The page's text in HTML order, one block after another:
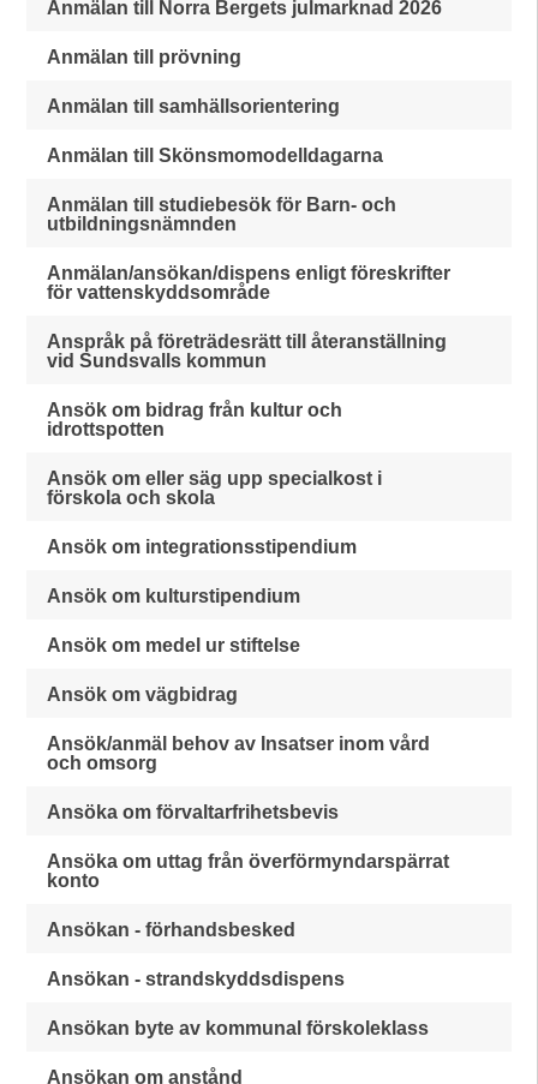
Anmälan till Norra Bergets julmarknad 2026
Anmälan till prövning
Anmälan till samhällsorientering
Anmälan till Skönsmomodelldagarna
Anmälan till studiebesök för Barn- och
utbildningsnämnden
Anmälan/ansökan/dispens enligt föreskrifter
för vattenskyddsområde
Anspråk på företrädesrätt till återanställning
vid Sundsvalls kommun
Ansök om bidrag från kultur och
idrottspotten
Ansök om eller säg upp specialkost i
förskola och skola
Ansök om integrationsstipendium
Ansök om kulturstipendium
Ansök om medel ur stiftelse
Ansök om vägbidrag
Ansök/anmäl behov av Insatser inom vård
och omsorg
Ansöka om förvaltarfrihetsbevis
Ansöka om uttag från överförmyndarspärrat
konto
Ansökan - förhandsbesked
Ansökan - strandskyddsdispens
Ansökan byte av kommunal förskoleklass
Ansökan om anstånd